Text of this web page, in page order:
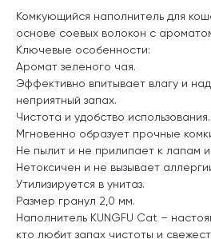
Комкующийся наполнитель для
основе соевых волокон с
Ключевые особенности:
Аромат зеленого чая.
Эффективно впитывает влагу и
неприятный запах.
Чистота и удобство использования.
Мгновенно образует прочные
Не пылит и не прилипает к лапам
Нетоксичен и не вызывает
Утилизируется в унитаз.
Размер гранул 2,0 мм.
Наполнитель KUNGFU Cat –
кто любит запах чистоты и